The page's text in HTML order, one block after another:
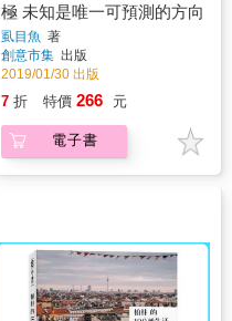
極 未知是唯一可預測的方向
虱目魚 著
創意市集 出版
2019/01/30 出版
7 折 特價 266 元
電子書